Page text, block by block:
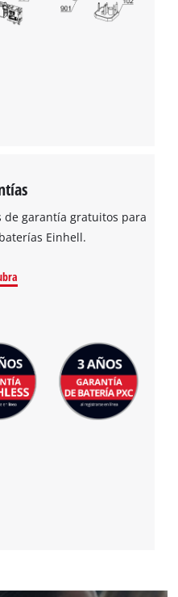
de garantía gratuitos para
Einhell.